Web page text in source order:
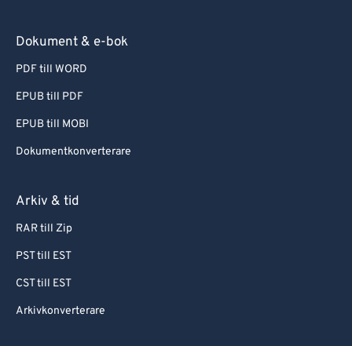
Dokument & e-bok
PDF till WORD
EPUB till PDF
EPUB till MOBI
Dokumentkonverterare
Arkiv & tid
RAR till Zip
PST till EST
CST till EST
Arkivkonverterare